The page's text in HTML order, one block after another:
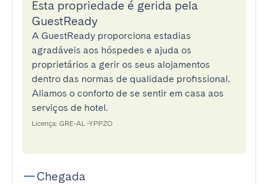
Esta propriedade é gerida pela
GuestReady
A GuestReady proporciona estadias
agradáveis aos hóspedes e ajuda os
proprietários a gerir os seus alojamentos
dentro das normas de qualidade profissional.
Aliamos o conforto de se sentir em casa aos
serviços de hotel.
Licença: GRE-AL -YPPZO
Chegada